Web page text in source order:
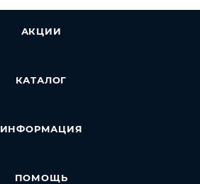
АКЦИИ
КАТАЛОГ
ИНФОРМАЦИЯ
ПОМОЩЬ